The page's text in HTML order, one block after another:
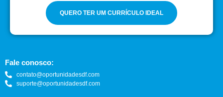
QUERO TER UM CURRÍCULO IDEAL
Fale conosco:
contato@oportunidadesdf.com
suporte@oportunidadesdf.com